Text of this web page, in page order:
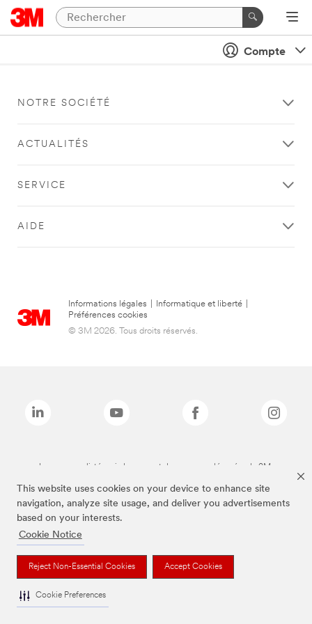
This website uses cookies on your device to enhance site
navigation, analyze site usage, and deliver you advertisements
based on your interests.
Cookie Notice
Reject Non-Essential Cookies Accept Cookies
Cookie Preferences
Compte
NOTRE SOCIÉTÉ
ACTUALITÉS
SERVICE
AIDE
Informations légales Informatique et liberté
Préférences cookies
© 3M 2026. Tous droits réservés.
Les marques listées ci-dessus sont des marques déposées de 3M.